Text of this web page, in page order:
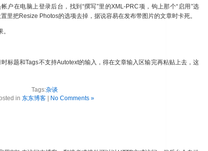
户在电脑上登录后台，找到“撰写”里的XML-PRC项，钩上那个“启用”选
里把Resize Photos的选项去掉，据说容易在发布带图片的文章时卡死。
标题和Tags不支持Autotext的输入，得在文章输入区输完再粘贴上去，这
Tags:杂谈
in 东东博客| No Comments »